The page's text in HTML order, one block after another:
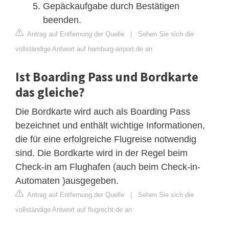
Gepäckaufgabe durch Bestätigen
beenden.
Antrag auf Entfernung der Quelle | Sehen Sie sich die
vollständige Antwort auf hamburg-airport.de an
Ist Boarding Pass und Bordkarte
das gleiche?
Die Bordkarte wird auch als Boarding Pass
bezeichnet und enthält wichtige Informationen,
die für eine erfolgreiche Flugreise notwendig
sind. Die Bordkarte wird in der Regel beim
Check-in am Flughafen (auch beim Check-in-
Automaten )ausgegeben.
Antrag auf Entfernung der Quelle | Sehen Sie sich die
vollständige Antwort auf flugrecht.de an